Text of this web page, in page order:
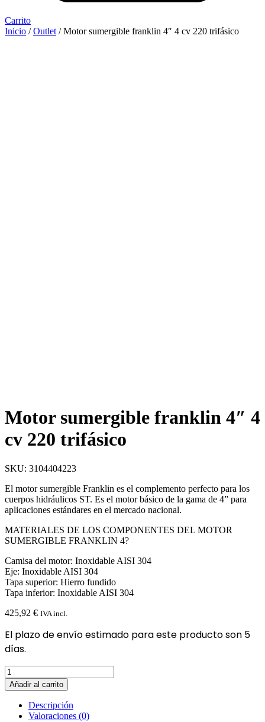
Carrito
Inicio /Outlet / Motor sumergible franklin 4″ 4 cv 220 trifásico
Motor sumergible franklin 4″ 4
cv 220 trifásico
SKU: 3104404223
El motor sumergible Franklin es el complemento perfecto para los
cuerpos hidráulicos ST. Es el motor básico de la gama de 4” para
aplicaciones estándares en el mercado nacional.
MATERIALES DE LOS COMPONENTES DEL MOTOR
SUMERGIBLE FRANKLIN 4?
Camisa del motor: Inoxidable AISI 304
Eje: Inoxidable AISI 304
Tapa superior: Hierro fundido
Tapa inferior: Inoxidable AISI 304
425,92 € IVA incl.
El plazo de envío estimado para este producto son 5
días.
Motor
sumergible
franklin
Añadir al carrito
Descripción
Valoraciones (0)